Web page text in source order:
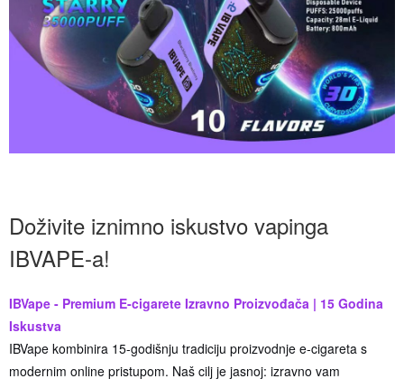
Doživite iznimno iskustvo vapinga
IBVAPE-a!
IBVape - Premium E-cigarete Izravno Proizvođača | 15 Godina
Iskustva
IBVape kombinira 15-godišnju tradiciju proizvodnje e-cigareta s
modernim online pristupom. Naš cilj je jasnoj: izravno vam